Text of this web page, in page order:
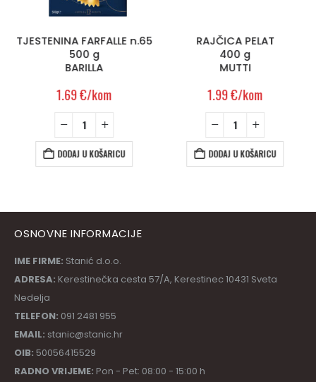
TJESTENINA FARFALLE n.65
500 g
BARILLA
1.69€/kom
DODAJ U KOŠARICU
RAJČICA PELAT
400 g
MUTTI
1.99€/kom
DODAJ U KOŠARICU
OSNOVNE INFORMACIJE
IME FIRME: Stanić d.o.o.
ADRESA: Kerestinečka cesta 57/A, Kerestinec 10431 Sveta
Nedelja
TELEFON: 091 2481 955
EMAIL: stanic@stanic.hr
OIB: 50056415529
RADNO VRIJEME: Pon - Pet: 08:00 - 15:00 h